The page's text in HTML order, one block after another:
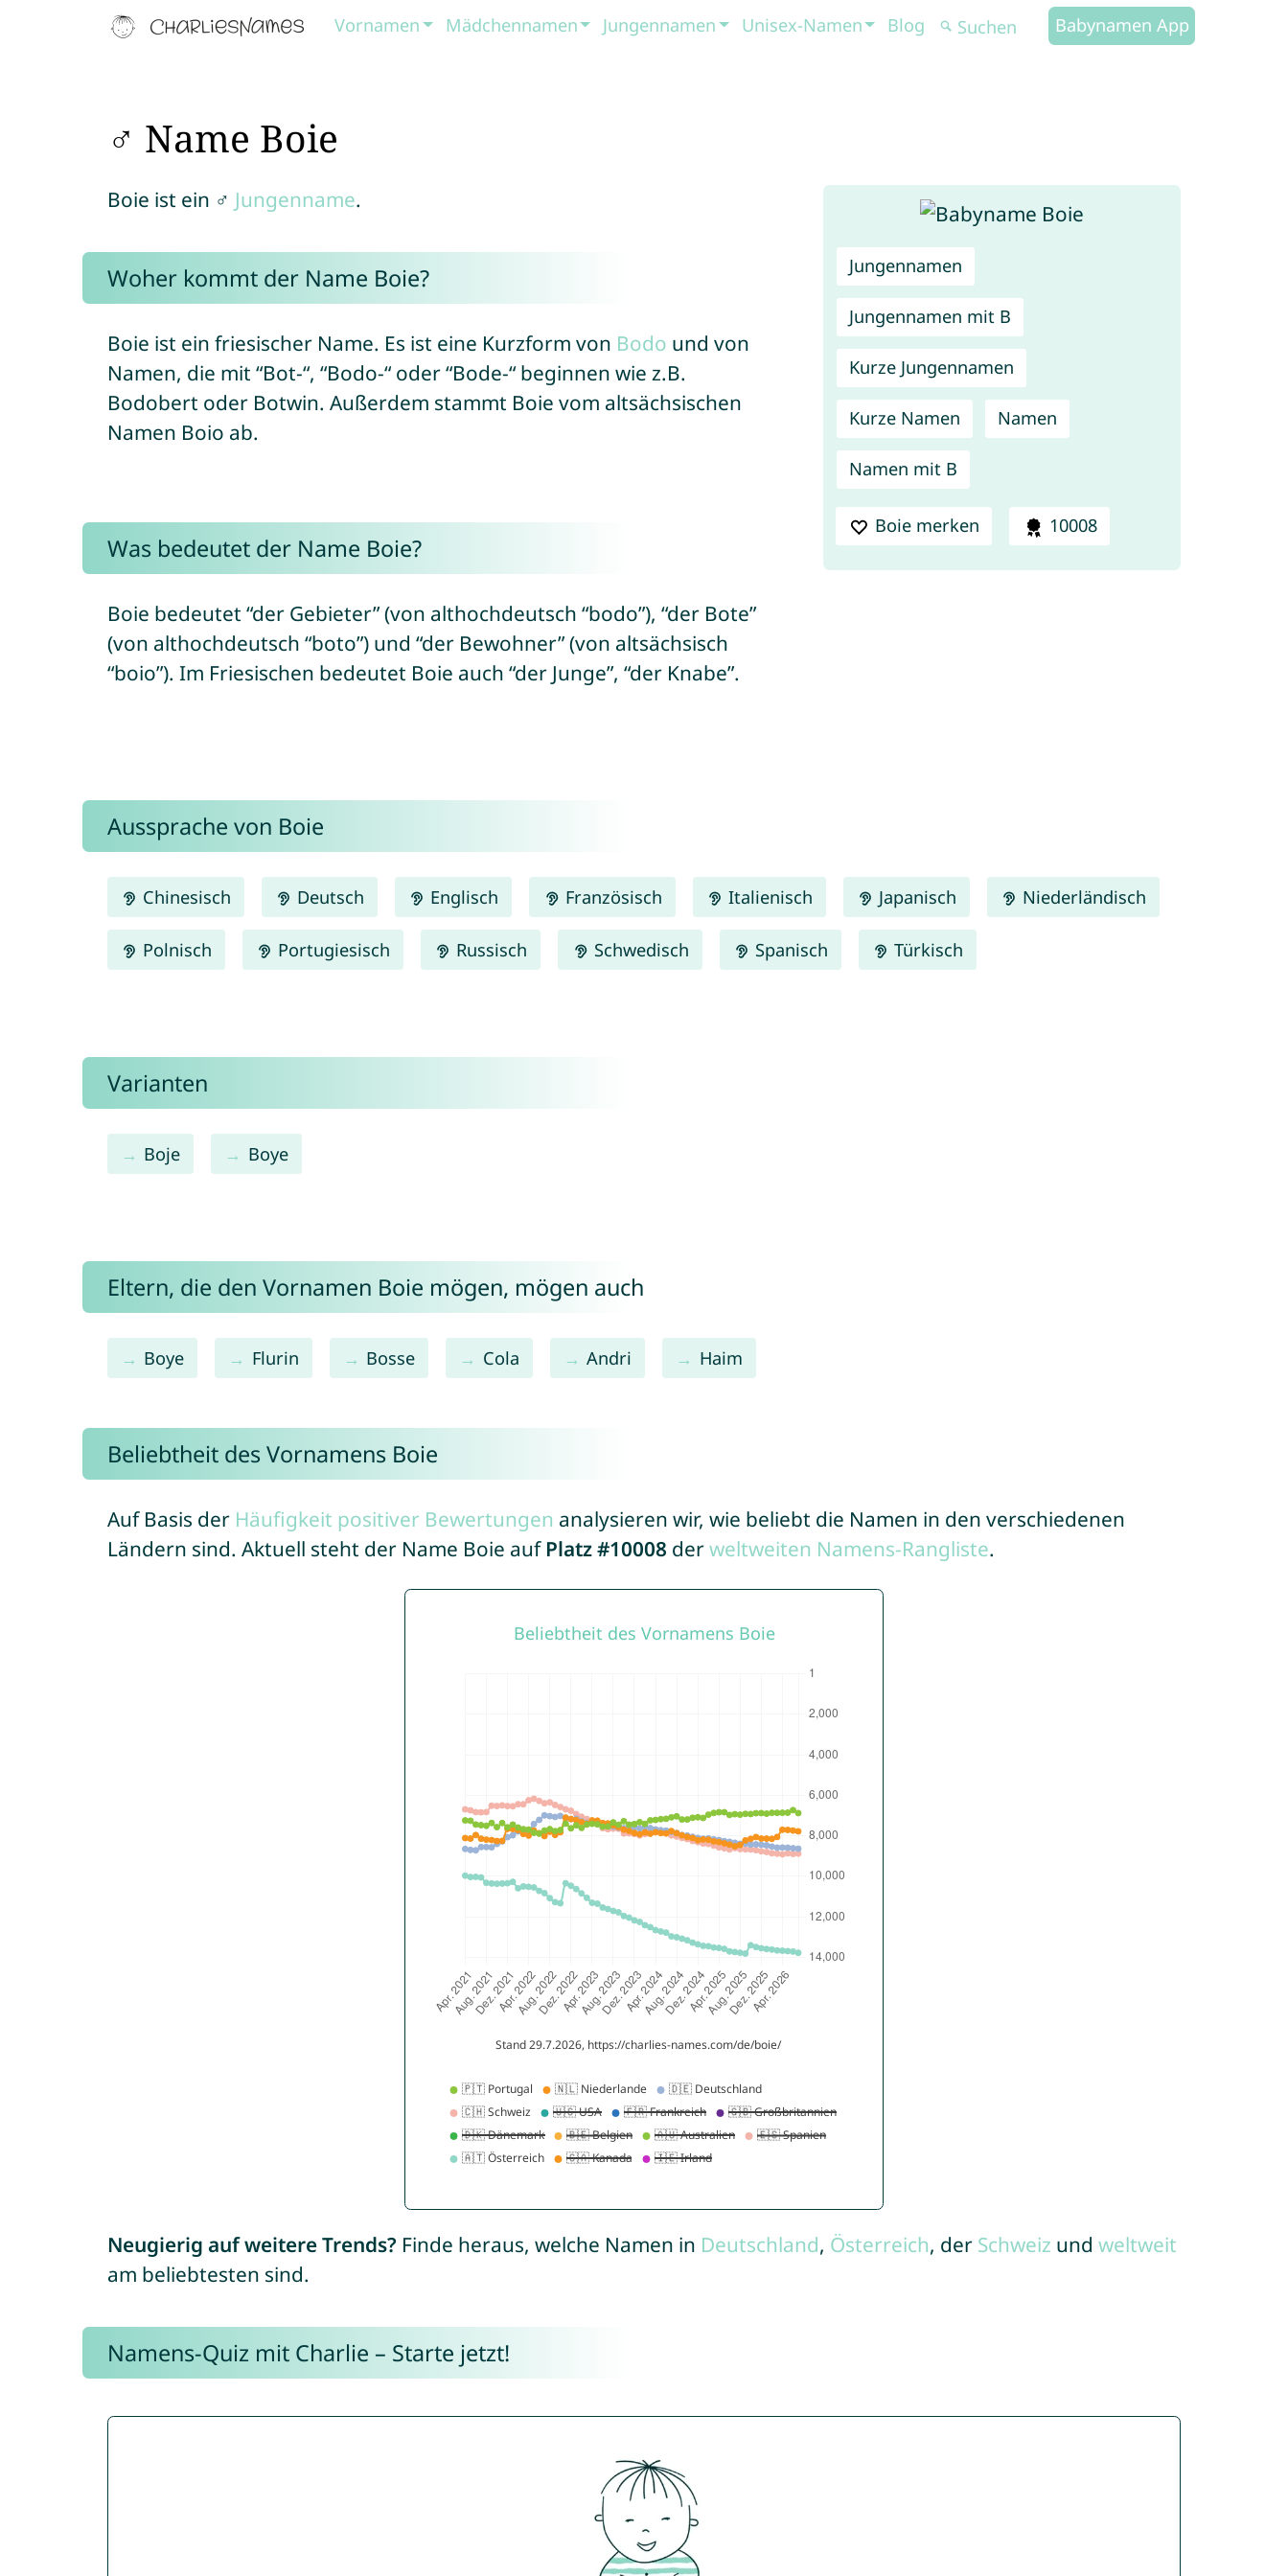
Vornamen Mädchennamen Jungennamen Unisex-Namen Blog Babynamen App
♂ Name Boie
Jungennamen
Jungennamen mit B
Kurze Jungennamen
Kurze Namen Namen
Namen mit B
Boie merken 10008
Boie ist ein ♂ Jungenname.
Woher kommt der Name Boie?
Boie ist ein friesischer Name. Es ist eine Kurzform von Bodo und von
Namen, die mit “Bot-“, “Bodo-“ oder “Bode-“ beginnen wie z.B.
Bodobert oder Botwin. Außerdem stammt Boie vom altsächsischen
Namen Boio ab.
Was bedeutet der Name Boie?
Boie bedeutet “der Gebieter” (von althochdeutsch “bodo”), “der Bote”
(von althochdeutsch “boto”) und “der Bewohner” (von altsächsisch
“boio”). Im Friesischen bedeutet Boie auch “der Junge”, “der Knabe”.
Aussprache von Boie
Chinesisch Deutsch Englisch Französisch Italienisch Japanisch Niederländisch
Polnisch Portugiesisch Russisch Schwedisch Spanisch Türkisch
Varianten
Boje Boye
Eltern, die den Vornamen Boie mögen, mögen auch
Boye Flurin Bosse Cola Andri Haim
Beliebtheit des Vornamens Boie
Auf Basis der Häufigkeit positiver Bewertungen analysieren wir, wie beliebt die Namen in den verschiedenen
Ländern sind. Aktuell steht der Name Boie auf Platz #10008 derweltweiten Namens-Rangliste.
Neugierig auf weitere Trends? Finde heraus, welche Namen in Deutschland, Österreich, der Schweiz und weltweit
am beliebtesten sind.
Namens-Quiz mit Charlie – Starte jetzt!